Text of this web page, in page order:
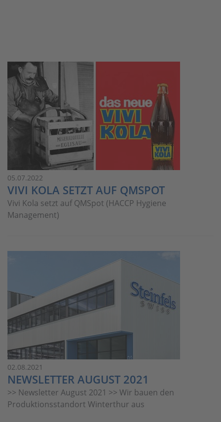
05.07.2022
VIVI KOLA SETZT AUF QMSPOT
Vivi Kola setzt auf QMSpot (HACCP Hygiene
Management)
02.08.2021
NEWSLETTER AUGUST 2021
>> Newsletter August 2021 >> Wir bauen den
Produktionsstandort Winterthur aus